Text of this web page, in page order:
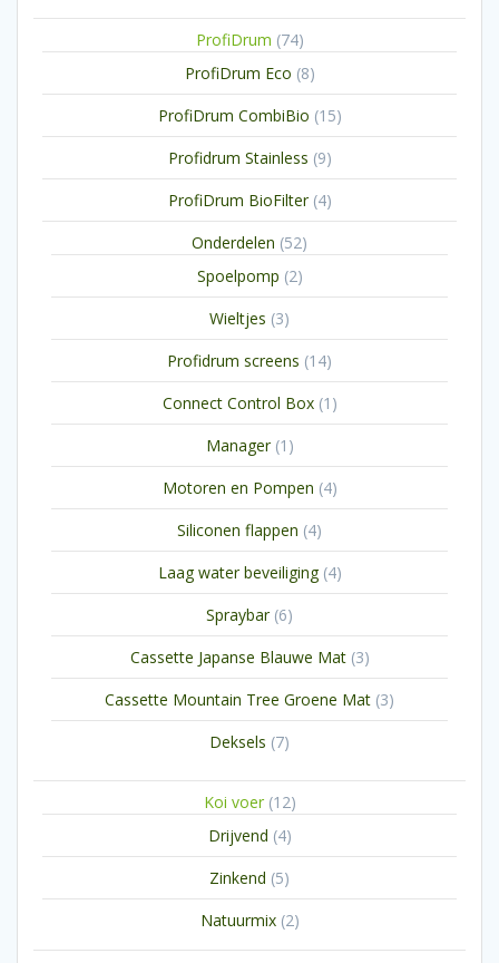
ProfiDrum 7474
ProfiDrum Eco 88
producten
ProfiDrum CombiBio 1515
producten
Profidrum Stainless 99
producten
ProfiDrum BioFilter 44
producten
Onderdelen 5252
Spoelpomp 22
producten
Wieltjes 33
producten
Profidrum screens 1414
producten
Connect Control Box 1 1
product
Manager 1 1
product
Motoren en Pompen 44
producten
Siliconen flappen 44
producten
Laag water beveiliging 44
producten
Spraybar 66
producten
Cassette Japanse Blauwe Mat 33
producten
Cassette Mountain Tree Groene Mat 33
producten
Deksels 77
Koi voer 1212
Drijvend 44
producten
Zinkend 55
producten
Natuurmix 22